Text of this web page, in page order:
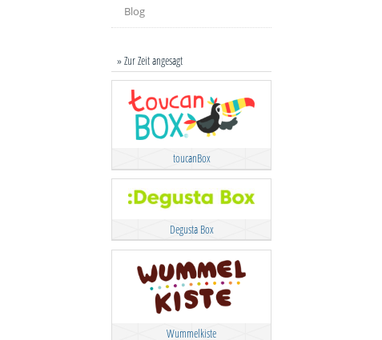
Blog
» Zur Zeit angesagt
toucanBox
Degusta Box
Wummelkiste